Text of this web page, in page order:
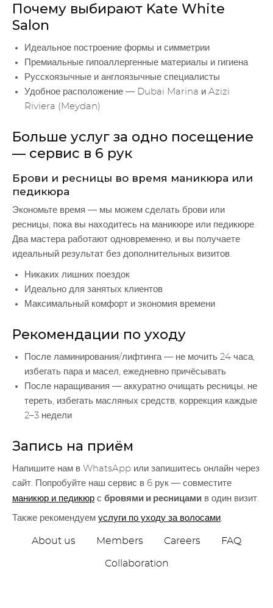
Почему выбирают Kate White
Salon
Идеальное построение формы и симметрии
Премиальные гипоаллергенные материалы и гигиена
Русскоязычные и англоязычные специалисты
Удобное расположение — Dubai Marina и Azizi
Riviera (Meydan)
Больше услуг за одно посещение
— сервис в 6 рук
Брови и ресницы во время маникюра или
педикюра
Экономьте время — мы можем сделать брови или
ресницы, пока вы находитесь на маникюре или педикюре.
Два мастера работают одновременно, и вы получаете
идеальный результат без дополнительных визитов.
Никаких лишних поездок
Идеально для занятых клиентов
Максимальный комфорт и экономия времени
Рекомендации по уходу
После ламинирования/лифтинга — не мочить 24 часа,
избегать пара и масел, ежедневно причёсывать
После наращивания — аккуратно очищать ресницы, не
тереть, избегать масляных средств, коррекция каждые
2–3 недели
Запись на приём
Напишите нам в WhatsApp или запишитесь онлайн через
сайт. Попробуйте наш сервис в 6 рук — совместите
маникюр и педикюр с бровями и ресницами в один визит.
Также рекомендуем услуги по уходу за волосами.
About us Members Careers FAQ
Collaboration